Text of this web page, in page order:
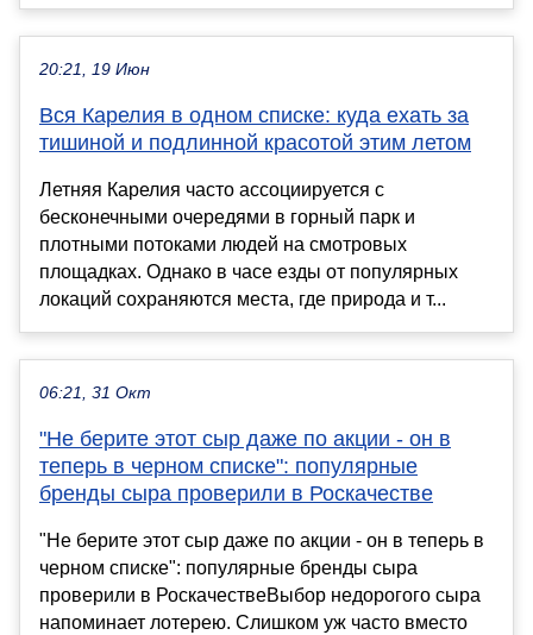
20:21, 19 Июн
Вся Карелия в одном списке: куда ехать за
тишиной и подлинной красотой этим летом
Летняя Карелия часто ассоциируется с
бесконечными очередями в горный парк и
плотными потоками людей на смотровых
площадках. Однако в часе езды от популярных
локаций сохраняются места, где природа и т...
06:21, 31 Окт
"Не берите этот сыр даже по акции - он в
теперь в черном списке": популярные
бренды сыра проверили в Роскачестве
"Не берите этот сыр даже по акции - он в теперь в
черном списке": популярные бренды сыра
проверили в РоскачествеВыбор недорогого сыра
напоминает лотерею. Слишком уж часто вместо